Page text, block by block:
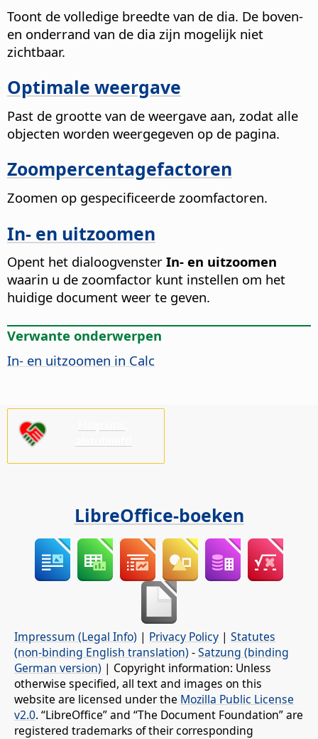
Toont de volledige breedte van de dia. De boven-
en onderrand van de dia zijn mogelijk niet
zichtbaar.
Optimale weergave
Past de grootte van de weergave aan, zodat alle
objecten worden weergegeven op de pagina.
Zoompercentagefactoren
Zoomen op gespecificeerde zoomfactoren.
In- en uitzoomen
Opent het dialoogvenster In- en uitzoomen
waarin u de zoomfactor kunt instellen om het
huidige document weer te geven.
Verwante onderwerpen
In- en uitzoomen in Calc
LibreOffice-boeken
Impressum (Legal Info) | Privacy Policy | Statutes
(non-binding English translation) -Satzung (binding
German version) | Copyright information: Unless
otherwise specified, all text and images on this
website are licensed under the Mozilla Public License
v2.0. “LibreOffice” and “The Document Foundation” are
registered trademarks of their corresponding